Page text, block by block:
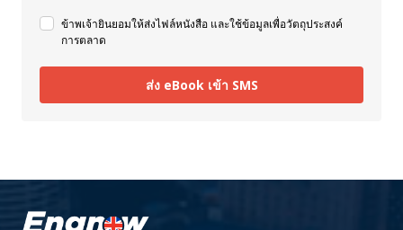
ข้าพเจ้ายินยอมให้ส่งไฟล์หนังสือ และใช้ข้อมูลเพื่อวัตถุประสงค์
การตลาด
ส่ง eBook เข้า SMS